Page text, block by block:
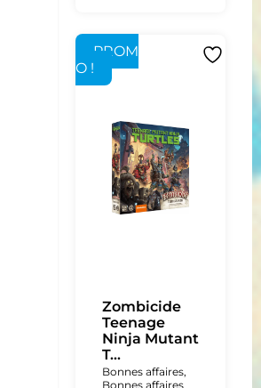
PROM
O !
Zombicide
Teenage
Ninja Mutant
T...
Bonnes affaires,
Bonnes affaires